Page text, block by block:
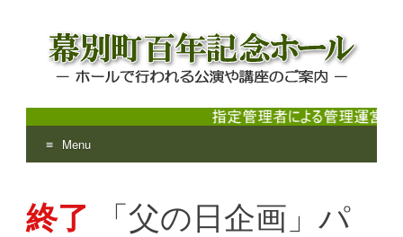
幕別町百年記念ホール
ホールで行われる公演や講座のご案内
Menu
content
終了
「父の日企画」パ